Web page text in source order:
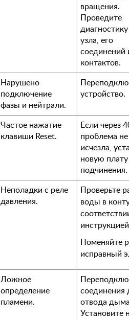
вращения.
Проведите
узла, его
соединений
контактов.
Нарушено
подключение
фазы и нейтрали.
устройство.
Частое нажатие
клавиши Reset.
Если через
проблема не
исчезла,
новую плату
подчинения.
Неполадки с реле
давления.
Проверьте
воды в
Поменяйте
исправный
Ложное
определение
пламени.
соединения
отвода
Установите